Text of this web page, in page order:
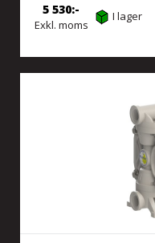
Exkl. moms
5 530 I lager